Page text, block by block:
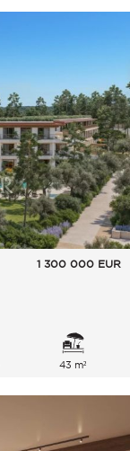
1 300 000 EUR
43 m²